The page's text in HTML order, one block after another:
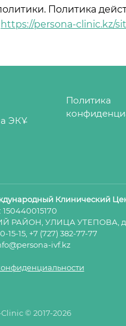
Политика
https://persona-clinic.kz/
ЭКҰ
Политика
Клинический
УЛИЦА УТЕПОВА,
15-15 +7 (727) 382-77-77
ivf.kz
© 2017-2026